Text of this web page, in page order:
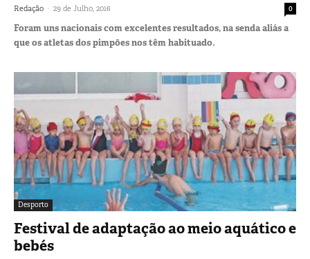
Redação - 29 de Julho, 2016 0
Foram uns nacionais com excelentes resultados, na senda aliás a
que os atletas dos pimpões nos têm habituado.
Desporto
Festival de adaptação ao meio aquático e
bebés